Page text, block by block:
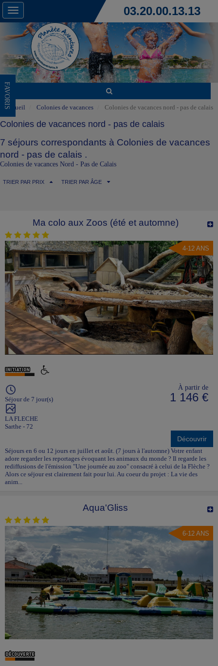
Toggle
navigation
03.20.00.13.13
FAVORIS
Accueil Colonies de vacances Colonies de vacances nord - pas de calais
Colonies de vacances nord - pas de calais
7 séjours correspondants à Colonies de vacances
nord - pas de calais .
Colonies de vacances Nord - Pas de Calais
TRIER PAR PRIX TRIER PAR ÂGE
Ma colo aux Zoos (été et automne)
4-12 ANS
Séjour de 7 jour(s)
LA FLECHE
Sarthe - 72
À partir de
1 146 €
Découvrir
Séjours en 6 ou 12 jours en juillet et août. (7 jours à l'automne) Votre enfant
adore regarder les reportages évoquant les animaux du monde ? Il regarde les
rediffusions de l'émission "Une journée au zoo" consacré à celui de la Flèche ?
Alors ce séjour est clairement fait pour lui. Au coeur du projet : La vie des
anim...
Aqua'Gliss
6-12 ANS